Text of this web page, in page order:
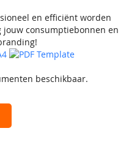
en efficiënt worden
jouw consumptiebonnen en
Template
beschikbaar.